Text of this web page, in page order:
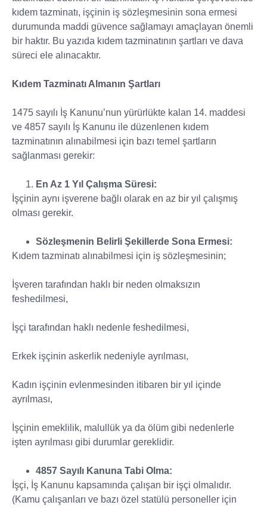
kıdem tazminatı, işçinin iş sözleşmesinin sona ermesi
durumunda maddi güvence sağlamayı amaçlayan önemli
bir haktır. Bu yazıda kıdem tazminatının şartları ve dava
süreci ele alınacaktır.
Kıdem Tazminatı Almanın Şartları
1475 sayılı İş Kanunu’nun yürürlükte kalan 14. maddesi
ve 4857 sayılı İş Kanunu ile düzenlenen kıdem
tazminatının alınabilmesi için bazı temel şartların
sağlanması gerekir:
En Az 1 Yıl Çalışma Süresi:
İşçinin aynı işverene bağlı olarak en az bir yıl çalışmış
olması gerekir.
Sözleşmenin Belirli Şekillerde Sona Ermesi:
Kıdem tazminatı alınabilmesi için iş sözleşmesinin;
İşveren tarafından haklı bir neden olmaksızın
feshedilmesi,
İşçi tarafından haklı nedenle feshedilmesi,
Erkek işçinin askerlik nedeniyle ayrılması,
Kadın işçinin evlenmesinden itibaren bir yıl içinde
ayrılması,
İşçinin emeklilik, malullük ya da ölüm gibi nedenlerle
işten ayrılması gibi durumlar gereklidir.
4857 Sayılı Kanuna Tabi Olma:
İşçi, İş Kanunu kapsamında çalışan bir işçi olmalıdır.
(Kamu çalışanları ve bazı özel statülü personeller için